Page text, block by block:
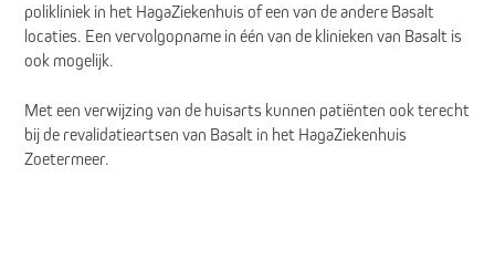
polikliniek in het HagaZiekenhuis of een van de andere Basalt
locaties. Een vervolgopname in één van de klinieken van Basalt is
ook mogelijk.
Met een verwijzing van de huisarts kunnen patiënten ook terecht
bij de revalidatieartsen van Basalt in het HagaZiekenhuis
Zoetermeer.